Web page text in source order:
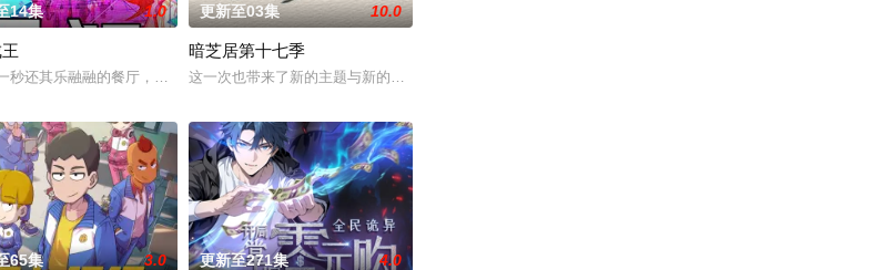
14集 1.0
秒还其乐融融的餐厅，下一秒竟然血流成河……明明是爱民如子的君王下一秒竟然变成嗜血凶兽……“明”失去了一切在乎的人，
更新至03集 10.0
暗芝居第十七季
这一次也带来了新的主题与新的恐怖演出，充满了令人脊背发凉的故事。负责演唱片尾主题曲的二人歌谣组合“
65集 3.0 更新至271集 4.0